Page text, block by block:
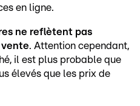
en ligne.
ne reflètent pas
. Attention cependant,
il est plus probable que
élevés que les prix de